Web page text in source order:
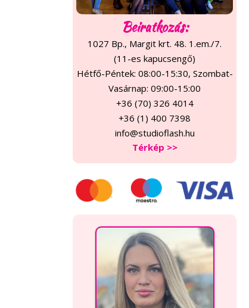
Beiratkozás:
1027 Bp., Margit krt. 48. 1.em./7.
(11-es kapucsengő)
Hétfő-Péntek: 08:00-15:30, Szombat-
Vasárnap: 09:00-15:00
+36 (70) 326 4014
+36 (1) 400 7398
info@studioflash.hu
Térkép >>